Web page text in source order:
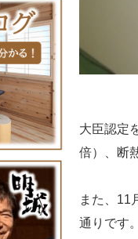
大臣認定
倍）、断
また、11
通りです